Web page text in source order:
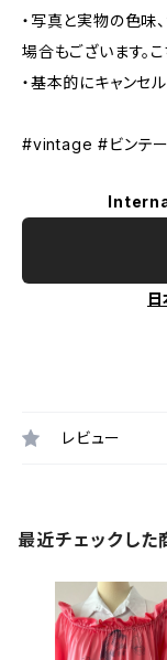
・写真と実物の色味
場合もございます。
・基本的にキャンセ
#vintage #ビンテ
レビュー
最近チェックした